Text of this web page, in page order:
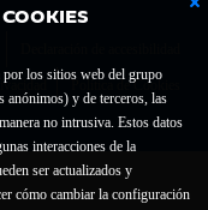
por los sitios web del grupo
anónimos) y de terceros, las
no intrusiva. Estos datos
interacciones de la
ser actualizados y
cómo cambiar la configuración
Política de Cookies